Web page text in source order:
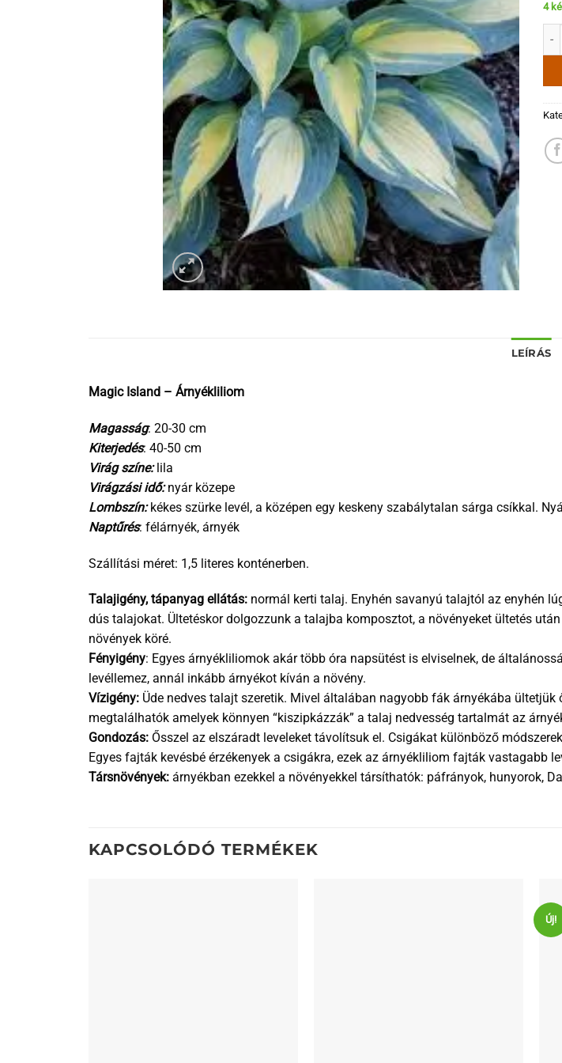
4
LEÍRÁS
Magic Island – Árnyékliliom
Magasság: 20-30 cm
Kiterjedés: 40-50 cm
Virág színe:lila
Virágzási idő:nyár közepe
Lombszín:kékes szürke levél, a középen egy keskeny szabálytalan sárga csíkkal.
Naptűrés: félárnyék, árnyék
Szállítási méret: 1,5 literes konténerben.
Talajigény, tápanyag ellátás: normál kerti talaj. Enyhén savanyú talajtól az enyhén
dús talajokat. Ültetéskor dolgozzunk a talajba komposztot, a növényeket ültetés
növények köré.
Fényigény: Egyes árnyékliliomok akár több óra napsütést is elviselnek, de
levéllemez, annál inkább árnyékot kíván a növény.
Vízigény: Üde nedves talajt szeretik. Mivel általában nagyobb fák árnyékába
megtalálhatók amelyek könnyen “kiszipkázzák” a talaj nedvesség tartalmát az
Gondozás: Ősszel az elszáradt leveleket távolítsuk el. Csigákat különböző
Egyes fajták kevésbé érzékenyek a csigákra, ezek az árnyékliliom fajták vastagabb
Társnövények: árnyékban ezekkel a növényekkel társíthatók: páfrányok, hunyorok,
KAPCSOLÓDÓ TERMÉKEK
Új!